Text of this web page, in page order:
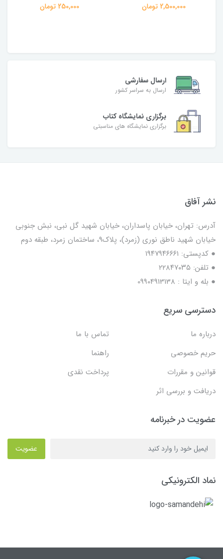
250,000 تومان
ارسال سفارشی
ارسال به سراسر کشور
برگزاری نمایشگاه کتاب
برگزاری نمایشگاه های مناسبتی
نشر آفاق
آدرس: تهران، خیابان پاسداران، خیابان شهید گل نبی، نبش جنوبی
خیابان شهید ناطق نوری (زمرد)، پلاک9، ساختمان زمرد، طبقه دوم
● کدپستی: ۱۹۴۷۹۴۶۶۶۱
● تلفن: ٢٢٨۴٧۰۳۵
● بله و ایتا : 09904913138
دسترسی سریع
درباره ما
تماس با ما
حریم خصوصی
راهنما
قوانین و مقررات
پرداخت نقدی
دریافت و بررسی اثر
عضویت در خبرنامه
عضویت
نماد الکترونیکی